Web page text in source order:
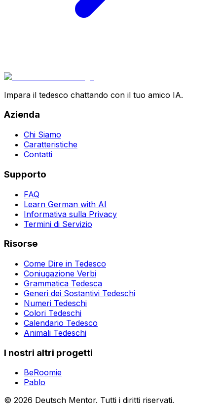
Impara il tedesco chattando con il tuo amico IA.
Azienda
Chi Siamo
Caratteristiche
Contatti
Supporto
FAQ
Learn German with AI
Informativa sulla Privacy
Termini di Servizio
Risorse
Come Dire in Tedesco
Coniugazione Verbi
Grammatica Tedesca
Generi dei Sostantivi Tedeschi
Numeri Tedeschi
Colori Tedeschi
Calendario Tedesco
Animali Tedeschi
I nostri altri progetti
BeRoomie
Pablo
© 2026 Deutsch Mentor. Tutti i diritti riservati.